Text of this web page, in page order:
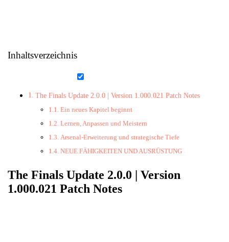
Inhaltsverzeichnis
The Finals Update 2.0.0 | Version 1.000.021 Patch Notes
Ein neues Kapitel beginnt
Lernen, Anpassen und Meistern
Arsenal-Erweiterung und strategische Tiefe
NEUE FÄHIGKEITEN UND AUSRÜSTUNG
The Finals Update 2.0.0 | Version
1.000.021 Patch Notes